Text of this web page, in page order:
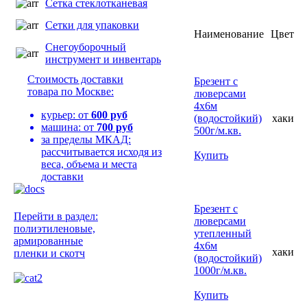
Сетка стеклотканевая
Сетки для упаковки
Снегоуборочный
инструмент и инвентарь
Стоимость доставки
товара по Москве:
курьер: от 600 руб
машина: от 700 руб
за пределы МКАД:
рассчитывается исходя из
веса, объема и места
доставки
Перейти в раздел:
полиэтиленовые,
армированные
пленки и скотч
Наименование Цвет
Брезент с
люверсами
4х6м
(водостойкий)
500г/м.кв.
Купить
хаки
Брезент с
люверсами
утепленный
4х6м
(водостойкий)
1000г/м.кв.
Купить
хаки